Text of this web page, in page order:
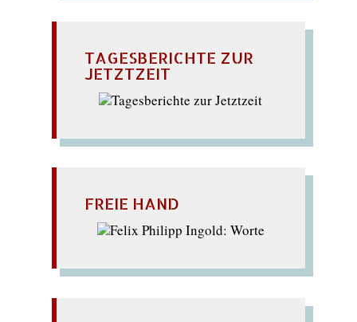
TAGESBERICHTE ZUR
JETZTZEIT
FREIE HAND